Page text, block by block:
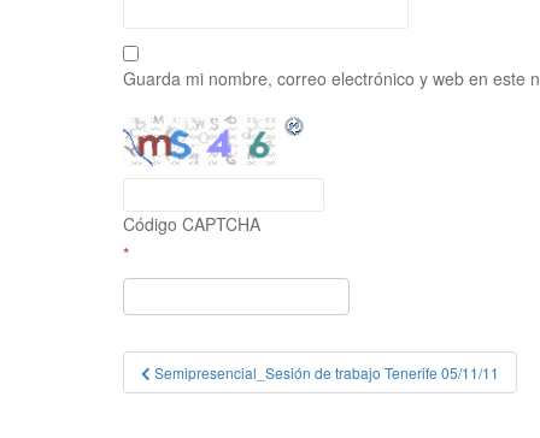
Guarda mi nombre, correo electrónico y web en este
Código CAPTCHA
*
Navegación
de
Semipresencial_Sesión de trabajo Tenerife 05/11/11